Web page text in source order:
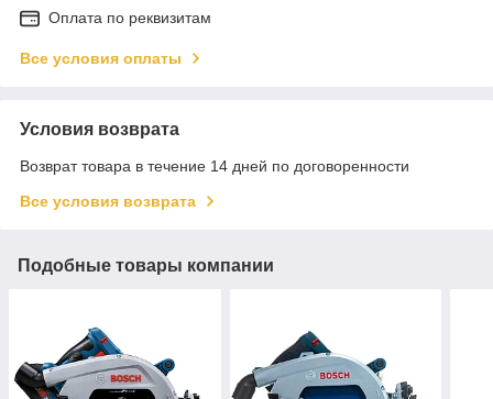
Оплата по реквизитам
Все условия оплаты
Условия возврата
Возврат товара в течение 14 дней по договоренности
Все условия возврата
Подобные товары компании